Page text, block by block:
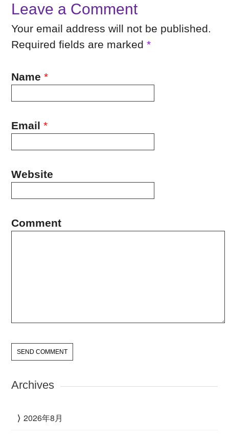
Leave a Comment
Your email address will not be published.
Required fields are marked*
Name *
Email *
Website
Comment
Archives
2026年8月